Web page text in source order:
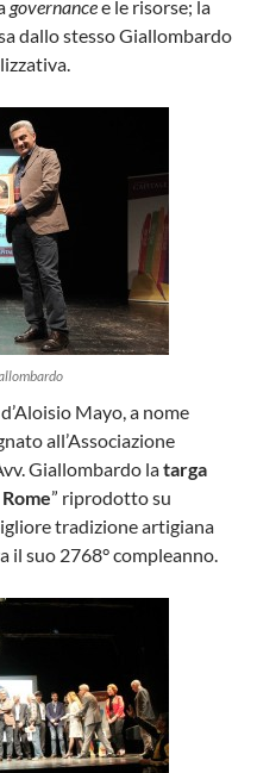
governancee le risorse; la
dallo stesso Giallombardo
Mayo, a nome
all’Associazione
Giallombardo latarga
” riprodotto su
tradizione artigiana
il suo 2768° compleanno.